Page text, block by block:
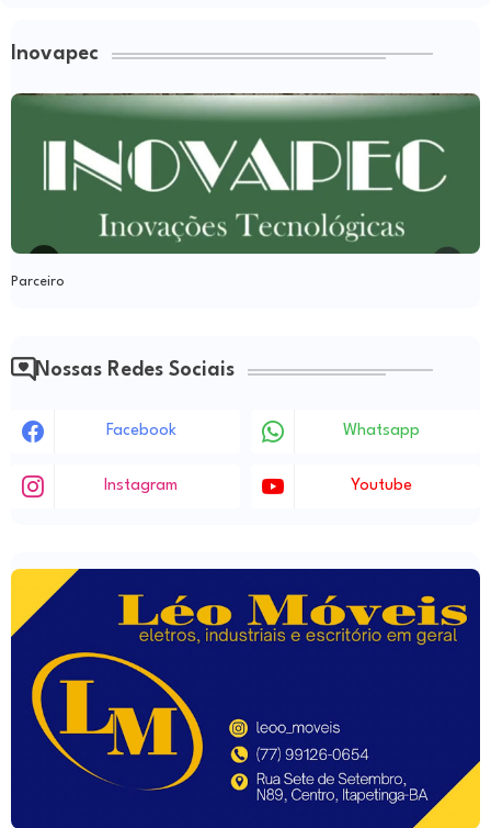
Inovapec
Parceiro
Nossas Redes Sociais
Facebook Whatsapp
Instagram Youtube